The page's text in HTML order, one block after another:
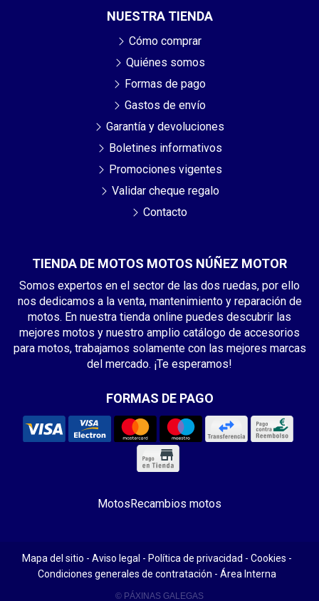
TIENDA DE MOTOS MOTOS NÚÑEZ MOTOR
Somos expertos en el sector de las dos ruedas, por ello
nos dedicamos a la venta, mantenimiento y reparación de
motos. En nuestra tienda online puedes descubrir las
mejores motos y nuestro amplio catálogo de accesorios
para motos, trabajamos solamente con las mejores marcas
del mercado. ¡Te esperamos!
FORMAS DE PAGO
NUESTRA TIENDA
Cómo comprar
Quiénes somos
Formas de pago
Gastos de envío
Garantía y devoluciones
Boletines informativos
Promociones vigentes
Validar cheque regalo
Contacto
MotosRecambios motos
Mapa del sitio - Aviso legal - Política de privacidad - Cookies -
Condiciones generales de contratación - Área Interna
© PÁXINAS GALEGAS